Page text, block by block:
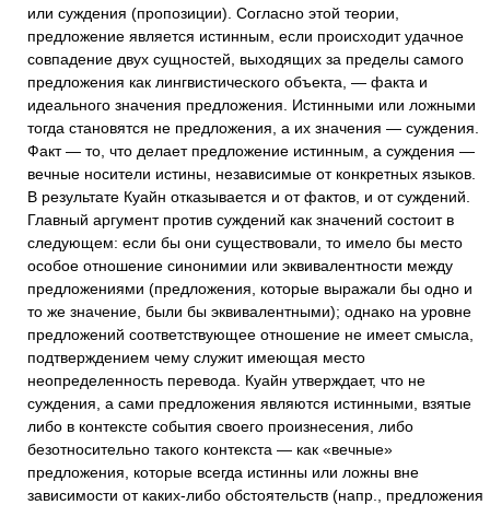
или суждения (пропозиции). Согласно этой теории,
предложение является истинным, если происходит удачное
совпадение двух сущностей, выходящих за пределы самого
предложения как лингвистического объекта, — факта и
идеального значения предложения. Истинными или ложными
тогда становятся не предложения, а их значения — суждения.
Факт — то, что делает предложение истинным, а суждения —
вечные носители истины, независимые от конкретных языков.
В результате Куайн отказывается и от фактов, и от суждений.
Главный аргумент против суждений как значений состоит в
следующем: если бы они существовали, то имело бы место
особое отношение синонимии или эквивалентности между
предложениями (предложения, которые выражали бы одно и
то же значение, были бы эквивалентными); однако на уровне
предложений соответствующее отношение не имеет смысла,
подтверждением чему служит имеющая место
неопределенность перевода. Куайн утверждает, что не
суждения, а сами предложения являются истинными, взятые
либо в контексте события своего произнесения, либо
безотносительно такого контекста — как «вечные»
предложения, которые всегда истинны или ложны вне
зависимости от каких-либо обстоятельств (напр., предложения